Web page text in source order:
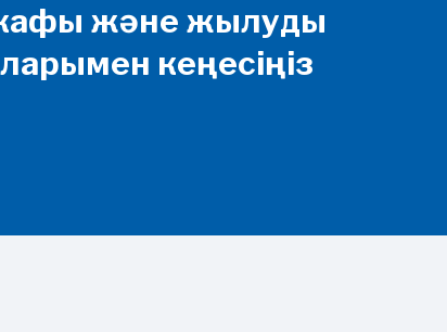
және жылуды
кеңесіңіз